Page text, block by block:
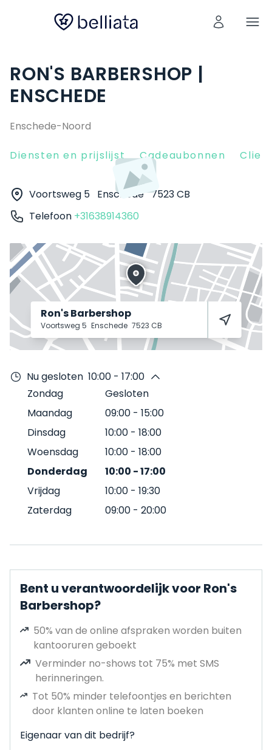
RON'S BARBERSHOP |
ENSCHEDE
Enschede-Noord
Diensten en prijslijst Cadeaubonnen
Voortsweg 5 Enschede 7523 CB
Telefoon +31638914360
Ron's Barbershop
Voortsweg 5 Enschede 7523 CB
Nu gesloten 10:00 - 17:00
Zondag
Gesloten
Maandag
09:00 - 15:00
Dinsdag
10:00 - 18:00
Woensdag
10:00 - 18:00
Donderdag
10:00 -17:00
Vrijdag
10:00 - 19:30
Zaterdag
09:00 - 20:00
Bent u verantwoordelijk voor Ron's
Barbershop?
50% van de online afspraken worden buiten
kantooruren geboekt
Verminder no-shows tot 75% met SMS
herinneringen.
Tot 50% minder telefoontjes en berichten
door klanten online te laten boeken
Eigenaar van dit bedrijf?